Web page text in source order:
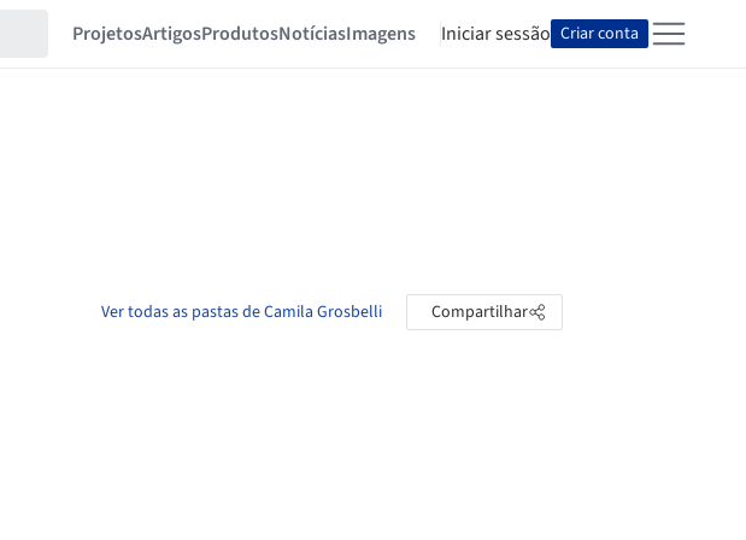
ProjetosArtigosProdutosNotíciasImagens Iniciar sessão Criar conta
Ver todas as pastas de Camila Grosbelli Compartilhar